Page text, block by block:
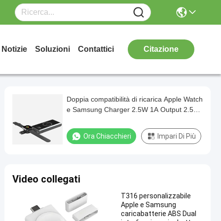
Notizie Soluzioni Contattici Citazione
Doppia compatibilità di ricarica Apple Watch
e Samsung Charger 2.5W 1A Output 2.5
Ora Chiacchieri Impari Di Più
Video collegati
T316 personalizzabile
Apple e Samsung
caricabatterie ABS Dual